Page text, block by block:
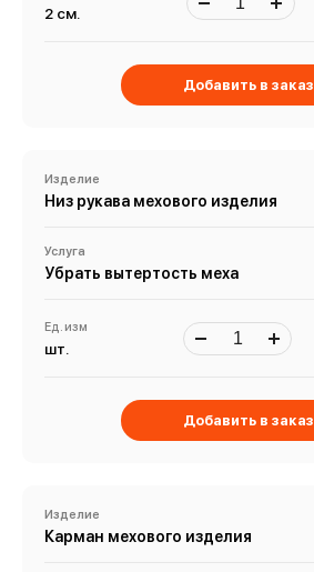
2 см.
Добавить в заказ
Изделие
Низ рукава мехового изделия
Услуга
Убрать вытертость меха
Ед. изм
шт.
Добавить в заказ
Изделие
Карман мехового изделия